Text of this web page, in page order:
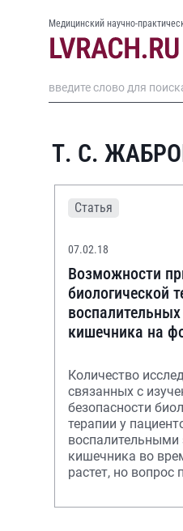
Медицинский научно-
Т. С.
Статья
07.02.18
Возможности
биологической
кишечника на
Количество
связанных с
безопасности
терапии у
кишечника во
растет, но вопрос
этической